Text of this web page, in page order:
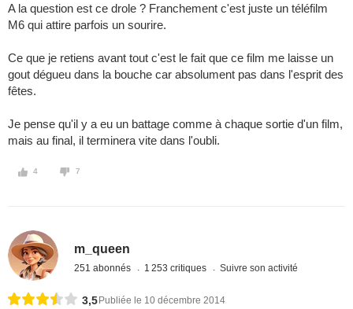
A la question est ce drole ? Franchement c'est juste un téléfilm
M6 qui attire parfois un sourire.
Ce que je retiens avant tout c'est le fait que ce film me laisse un
gout dégueu dans la bouche car absolument pas dans l'esprit des
fêtes.
Je pense qu'il y a eu un battage comme à chaque sortie d'un film,
mais au final, il terminera vite dans l'oubli.
4 7
m_queen
251 abonnés 1 253 critiques Suivre son activité
3,5 Publiée le 10 décembre 2014